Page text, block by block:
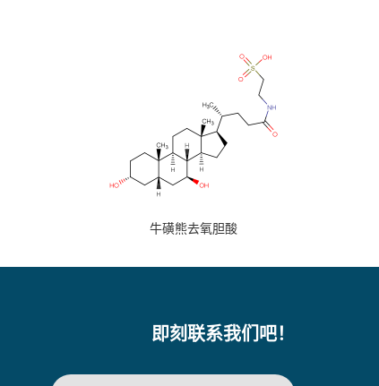
牛磺熊去氧胆酸
即刻联系我们吧！